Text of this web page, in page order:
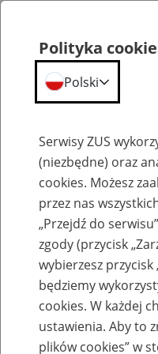
Szkolenia
Zaproś ZUS do
Polityka
Polski
Serwisy ZUS
(niezbędne) oraz
cookies. Możesz
przez nas
„Przejdź do
zgody (przycisk
wybierzesz przycisk
będziemy
cookies. W każdej
ustawienia. Aby to
plików cookies” w